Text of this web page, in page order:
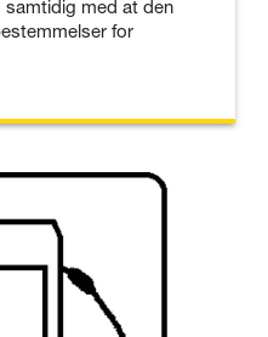
samtidig med at den
for